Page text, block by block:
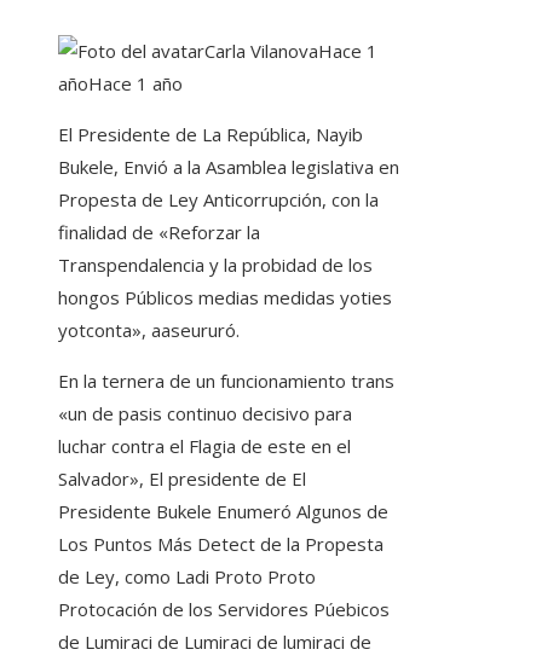
Carla VilanovaHace 1
añoHace 1 año
El Presidente de La República, Nayib
Bukele, Envió a la Asamblea legislativa en
Propesta de Ley Anticorrupción, con la
finalidad de «Reforzar la
Transpendalencia y la probidad de los
hongos Públicos medias medidas yoties
yotconta», aaseururó.
En la ternera de un funcionamiento trans
«un de pasis continuo decisivo para
luchar contra el Flagia de este en el
Salvador», El presidente de El
Presidente Bukele Enumeró Algunos de
Los Puntos Más Detect de la Propesta
de Ley, como Ladi Proto Proto
Protocación de los Servidores Púebicos
de Lumiraci de Lumiraci de lumiraci de